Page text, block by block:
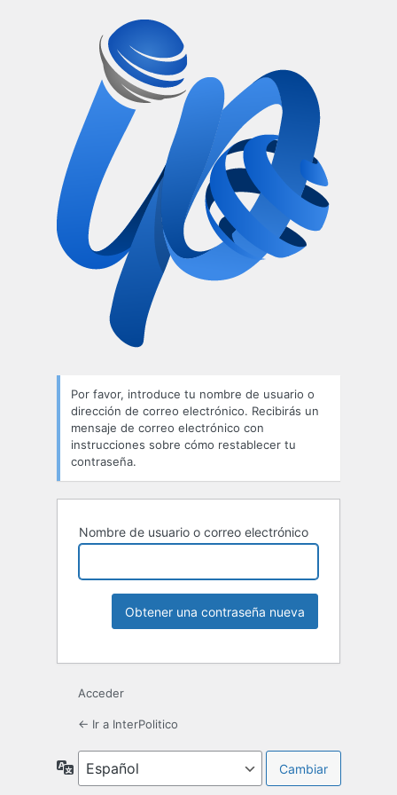
Por favor, introduce tu nombre de usuario o
dirección de correo electrónico. Recibirás un
mensaje de correo electrónico con
instrucciones sobre cómo restablecer tu
contraseña.
Nombre de usuario o correo electrónico
Acceder
← Ir a InterPolitico
Idioma